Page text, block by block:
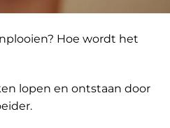
Hoe wordt het
lopen en ontstaan door